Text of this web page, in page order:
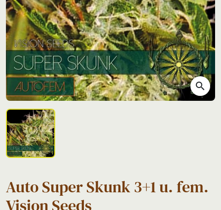
search
Auto Super Skunk 3+1 u. fem.
Vision Seeds